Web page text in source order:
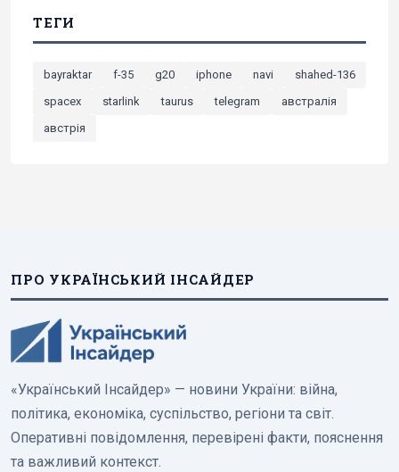
ТЕГИ
bayraktar f-35 g20 iphone navi
shahed-136
spacex
starlink taurus telegram
австралія
австрія
ПРО УКРАЇНСЬКИЙ ІНСАЙДЕР
«Український Інсайдер» — новини України: війна,
політика, економіка, суспільство, регіони та світ.
Оперативні повідомлення, перевірені факти, пояснення
та важливий контекст.